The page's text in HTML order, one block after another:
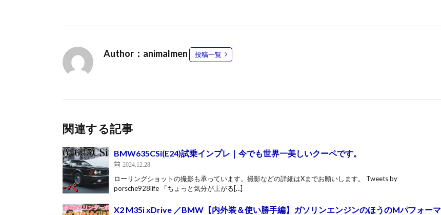
Author：animalmen 投稿一覧
関連する記事
BMW635CSi(E24)試乗インプレ｜今でも世界一美しいクーペです。
2024.12.28
ローリングショットの撮影も承っています。撮影などの詳細はXまでお願いします。 Tweets by
porsche928life 「ちょっと気分が上がる[…]
X2 M35i xDrive ／BMW【内外装＆使い勝手編】ガソリンエンジンのほうのMパフォーマ